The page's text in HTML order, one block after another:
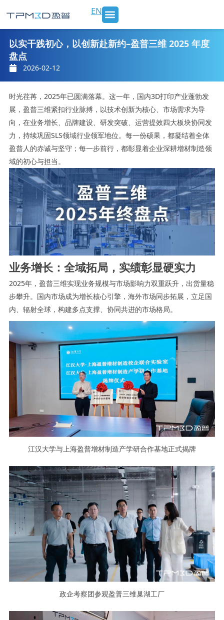
至
内
EN
以实干践初心，以创新赴新约–盈普三维 2025 年度
盘点
2026-02-12
时光荏苒，2025年已圆满落幕。这一年，国内3D打印产业蓬勃发
展，盈普三维紧扣行业脉搏，以技术创新为核心、市场需求为导
向，在业务增长、品牌建设、研发突破、运营提效四大板块协同发
力，持续巩固SLS领域行业领军地位。每一份硕果，都凝结着全体
盈普人的赤诚与坚守；每一步前行，都彰显着企业深耕增材制造领
域的初心与担当。
业务增长：全域拓局，实绩彰显硬实力
2025年，盈普三维实现业务规模与市场影响力双重跃升，出货量稳
步攀升。国内市场成为增长核心引擎，海外市场同步拓展，立足国
内、辐射全球，构建多点支撑、协同共进的市场格局。
江汉大学与上海盈普增材制造产学研合作基地正式揭牌
政企考察团参观盈普三维巢湖工厂